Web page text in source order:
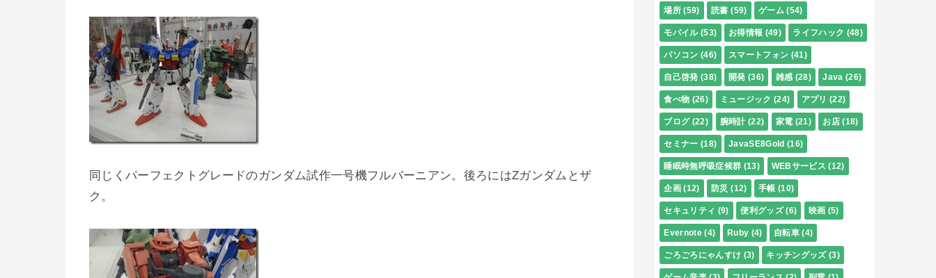
同じくパーフェクトグレードのガンダム試作一号機フルバーニアン。後ろにはZガンダムとザ
ク。
場所 (59) 読書 (59) ゲーム (54)
モバイル (53) お得情報 (49) ライフハック (48)
パソコン (46) スマートフォン (41)
自己啓発 (38) 開発 (36) 雑感 (28) Java (26)
食べ物 (26) ミュージック (24) アプリ (22)
ブログ (22) 腕時計 (22) 家電 (21) お店 (18)
セミナー (18) JavaSE8Gold (16)
睡眠時無呼吸症候群 (13) WEBサービス (12)
企画 (12) 防災 (12) 手帳 (10)
セキュリティ (9) 便利グッズ (6) 映画 (5)
Evernote (4) Ruby (4) 自転車 (4)
ごろごろにゃんすけ (3) キッチングッズ (3)